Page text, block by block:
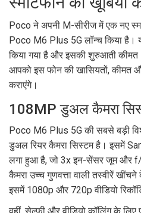
Poco ने अपनी M-सीरीज में एक नए
Poco M6 Plus 5G लॉन्च किया है।
किया गया है और इसकी शुरुआती
आपको इस फोन की खासियतों, कीमत
कराएंगे।
108MP डुअल कैमरा
Poco M6 Plus 5G की सबसे बड़ी
डुअल रियर कैमरा सिस्टम है। इसमें
लगा हुआ है, जो 3x इन-सेंसर जूम और
कैमरा उच्च गुणवत्ता वाली तस्वीरें
इसमें 1080p और 720p वीडियो